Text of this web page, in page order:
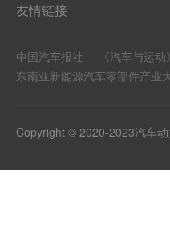
友情链接
中国汽车报社 《汽车与运
东南亚新能源汽车零部件产业
Copyright © 2020-2023汽车